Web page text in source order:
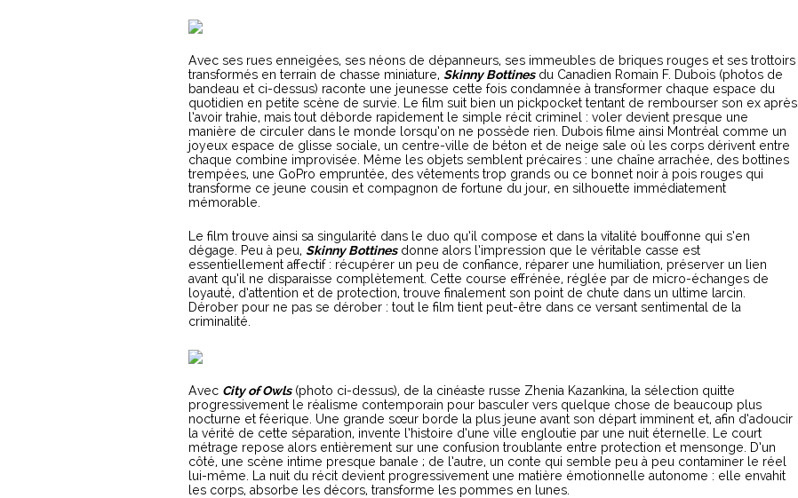
Avec ses rues enneigées, ses néons de dépanneurs, ses immeubles de briques rouges et ses trottoirs
transformés en terrain de chasse miniature, Skinny Bottinesdu Canadien Romain F. Dubois (photos de
bandeau et ci-dessus) raconte une jeunesse cette fois condamnée à transformer chaque espace du
quotidien en petite scène de survie. Le film suit bien un pickpocket tentant de rembourser son ex après
l’avoir trahie, mais tout déborde rapidement le simple récit criminel : voler devient presque une
manière de circuler dans le monde lorsqu’on ne possède rien. Dubois filme ainsi Montréal comme un
joyeux espace de glisse sociale, un centre-ville de béton et de neige sale où les corps dérivent entre
chaque combine improvisée. Même les objets semblent précaires : une chaîne arrachée, des bottines
trempées, une GoPro empruntée, des vêtements trop grands ou ce bonnet noir à pois rouges qui
transforme ce jeune cousin et compagnon de fortune du jour, en silhouette immédiatement
mémorable.
Le film trouve ainsi sa singularité dans le duo qu’il compose et dans la vitalité bouffonne qui s’en
dégage. Peu à peu, Skinny Bottinesdonne alors l’impression que le véritable casse est
essentiellement affectif : récupérer un peu de confiance, réparer une humiliation, préserver un lien
avant qu’il ne disparaisse complètement. Cette course effrénée, réglée par de micro-échanges de
loyauté, d’attention et de protection, trouve finalement son point de chute dans un ultime larcin.
Dérober pour ne pas se dérober : tout le film tient peut-être dans ce versant sentimental de la
criminalité.
Avec City of Owls(photo ci-dessus), de la cinéaste russe Zhenia Kazankina, la sélection quitte
progressivement le réalisme contemporain pour basculer vers quelque chose de beaucoup plus
nocturne et féerique. Une grande sœur borde la plus jeune avant son départ imminent et, afin d’adoucir
la vérité de cette séparation, invente l’histoire d’une ville engloutie par une nuit éternelle. Le court
métrage repose alors entièrement sur une confusion troublante entre protection et mensonge. D’un
côté, une scène intime presque banale ; de l’autre, un conte qui semble peu à peu contaminer le réel
lui-même. La nuit du récit devient progressivement une matière émotionnelle autonome : elle envahit
les corps, absorbe les décors, transforme les pommes en lunes.